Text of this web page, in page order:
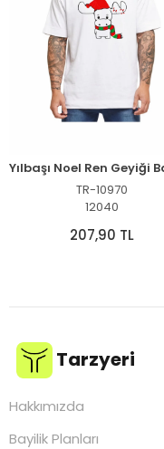
TR-10970
12040
207,90 TL
Tarzyeri
Hakkımızda
Bayilik Planları